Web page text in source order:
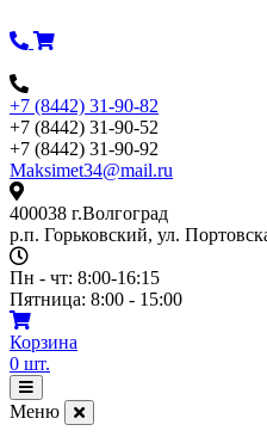
к
+7 (8442) 31-90-82
+7 (8442) 31-90-52
+7 (8442) 31-90-92
Maksimet34@mail.ru
400038 г.Волгоград
р.п. Горьковский, ул.
Пн - чт: 8:00-16:15
Пятница: 8:00 - 15:00
Корзина
0 шт.
Открыть
меню
Меню